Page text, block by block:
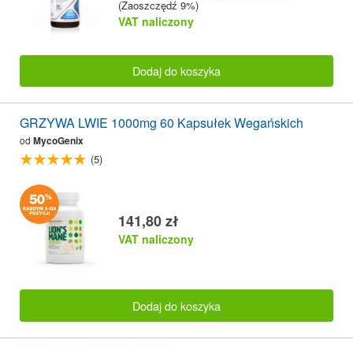
(Zaoszczędź 9%)
VAT naliczony
Dodaj do koszyka
GRZYWA LWIE 1000mg 60 Kapsułek Wegańskich
od MycoGenix
(5)
141,80 zł
VAT naliczony
Dodaj do koszyka